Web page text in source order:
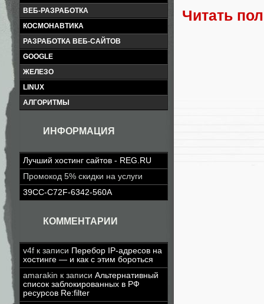
ВЕБ-РАЗРАБОТКА
КОСМОНАВТИКА
РАЗРАБОТКА ВЕБ-САЙТОВ
GOOGLE
ЖЕЛЕЗО
LINUX
АЛГОРИТМЫ
ИНФОРМАЦИЯ
Лучший хостинг сайтов - REG.RU
Промокод 5% скидки на услуги
39CC-C72F-6342-560A
КОММЕНТАРИИ
v4f к записи Перебор IP-адресов на
хостинге — и как с этим бороться
amarakin к записи Альтернативный
список заблокированных в РФ
ресурсов Re:filter
Читать